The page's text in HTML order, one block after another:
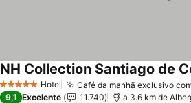
5 Estrelas Hotel Café da manhã exclusivo
NH Collection Santiago de
9,1 Excelente 11.740